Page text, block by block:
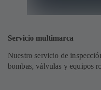
Servicio multimarca
Nuestro servicio de
bombas, válvulas y equipos